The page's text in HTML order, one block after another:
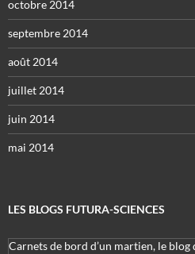
octobre 2014
septembre 2014
août 2014
juillet 2014
juin 2014
mai 2014
LES BLOGS FUTURA-SCIENCES
Carnets de bord d’un martien, le blog